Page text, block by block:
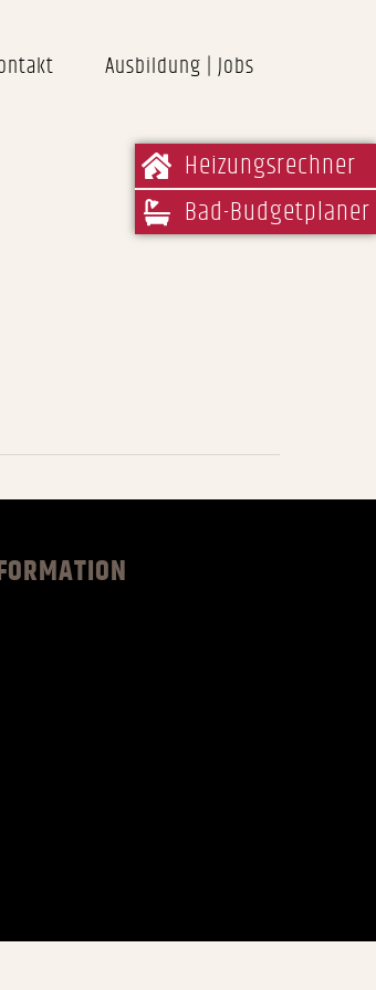
Ausbildung | Jobs
Heizungsrechner
Bad-Budgetplaner